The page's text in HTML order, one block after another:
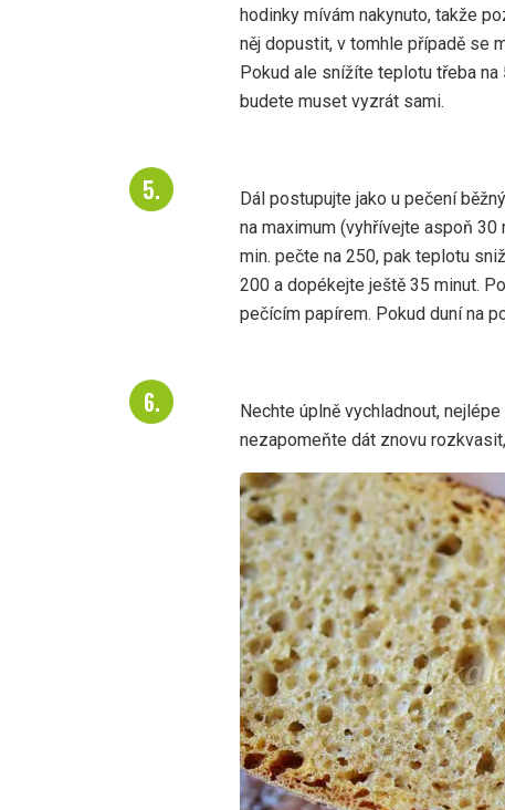
hodinky mívám nakynuto, takže
něj dopustit, v tomhle případě se
Pokud ale snížíte teplotu třeba
budete muset vyzrát sami.
Dál postupujte jako u pečení
na maximum (vyhřívejte aspoň 30
min. pečte na 250, pak teplotu
200 a dopékejte ještě 35 minut.
pečícím papírem. Pokud duní na
Nechte úplně vychladnout,
nezapomeňte dát znovu